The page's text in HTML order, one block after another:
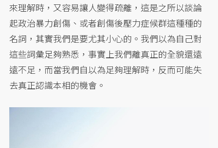
來理解時，又容易讓人變得疏離，這是之所以談論
起政治暴力創傷、或者創傷後壓力症候群這種種的
名詞，其實我們是要尤其小心的。我們以為自己對
這些詞彙足夠熟悉，事實上我們離真正的全貌還遠
遠不足，而當我們自以為足夠理解時，反而可能失
去真正認識本相的機會。